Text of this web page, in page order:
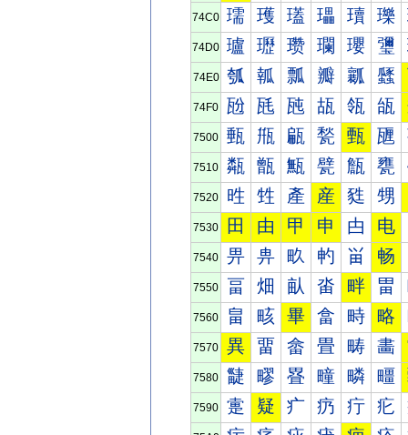
74C0 瓀 瓁 瓂 瓃 瓄 瓅
74D0 瓐 瓑 瓒 瓓 瓔 瓕
74E0 瓠 瓡 瓢 瓣 瓤 瓥
74F0 瓰 瓱 瓲 瓳 瓴 瓵
7500 甀 甁 甂 甃 甄 甅
7510 甐 甑 甒 甓 甔 甕
7520 甠 甡 產 産 甤 甥
7530 田 由 甲 申 甴 电
7540 畀 畁 畂 畃 畄 畅
7550 畐 畑 畒 畓 畔 畕
7560 畠 畡 畢 畣 畤 略
7570 異 畱 畲 畳 畴 畵
7580 疀 疁 疂 疃 疄 疅
7590 疐 疑 疒 疓 疔 疕